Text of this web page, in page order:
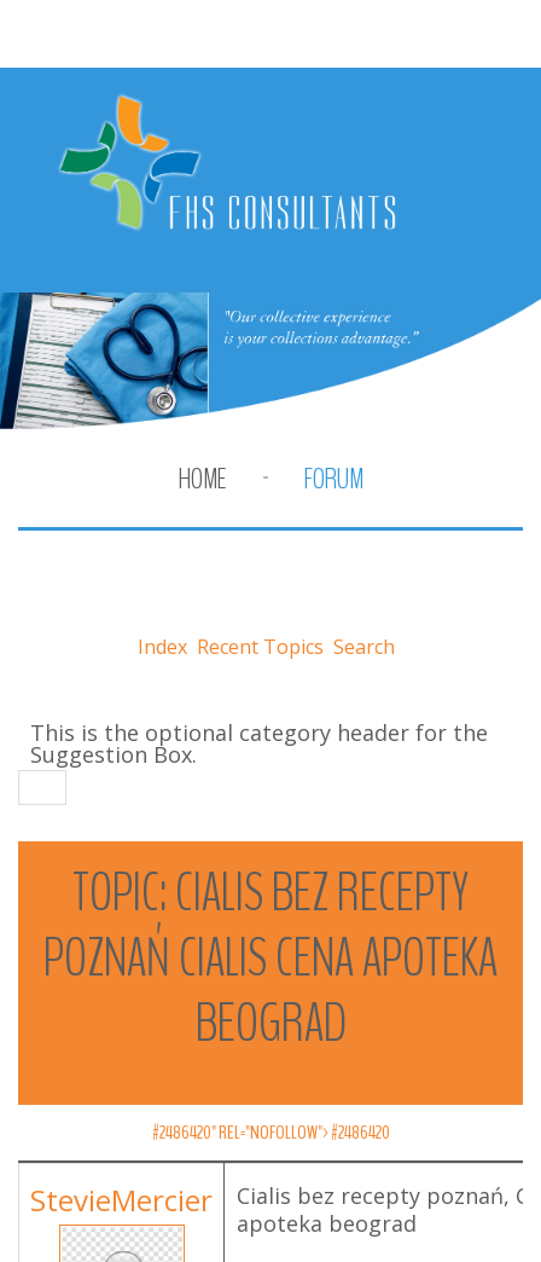
HOME FORUM
Index Recent Topics Search
This is the optional category header for the
Suggestion Box.
TOPIC:CIALISBEZRECEPTY
POZNAŃCIALISCENAAPOTEKA
BEOGRAD
#2486420" REL="NOFOLLOW">#2486420
StevieMercier
Cialis bez recepty poznań,
apoteka beograd